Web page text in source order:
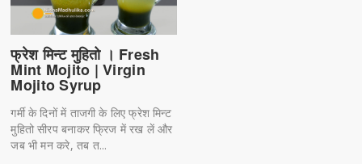
फ्रेश मिन्ट मुहितो । Fresh
Mint Mojito | Virgin
Mojito Syrup
गर्मी के दिनों में ताजगी के लिए फ्रेश मिन्ट
मुहितो सीरप बनाकर फ्रिज में रख लें और
जब भी मन करे, तब त...